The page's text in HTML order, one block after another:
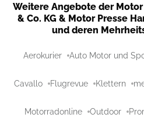
Weitere Angebote der
& Co. KG & Motor Presse
und deren
Aerokurier Auto Motor und
Cavallo Flugrevue Klettern
Motorradonline Outdoor